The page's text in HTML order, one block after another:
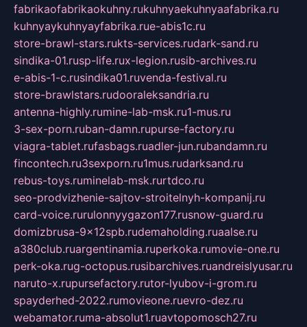
fabrikaofabrikaokuhny.rukuhnyaekuhnyaafabrika.ru
kuhnyaykuhnyayfabrika.rue-abis1c.ru
store-brawl-stars.rukts-services.rudark-sand.ru
sindika-01.rusp-life.rux-legion.rusib-archives.ru
e-abis-1-c.rusindika01.ruvenda-festival.ru
store-brawlstars.rudooraleksandria.ru
antenna-highly.rumine-lab-msk.ru1-mus.ru
3-sex-porn.ruban-damn.rupurse-factory.ru
viagra-tablet.rufasbags.ruadler-jun.rubandamn.ru
fincontech.ru3sexporn.ru1mus.rudarksand.ru
rebus-toys.ruminelab-msk.rurtdco.ru
seo-prodvizhenie-sajtov-stroitelnyh-kompanij.ru
card-voice.rurulonnyygazon177.rusnow-guard.ru
domizbrusa-9x12spb.rudemaholding.ruaalse.ru
a380club.ruargentinamia.ruperkoka.rumovie-one.ru
perk-oka.rug-octopus.rusibarchives.ruandreislyusar.ru
naruto-x.rupursefactory.rutor-lyubov-i-grom.ru
spayderhed-2022.rumovieone.ruevro-dez.ru
webamator.ruma-absolut1.ruavtopomosch27.ru